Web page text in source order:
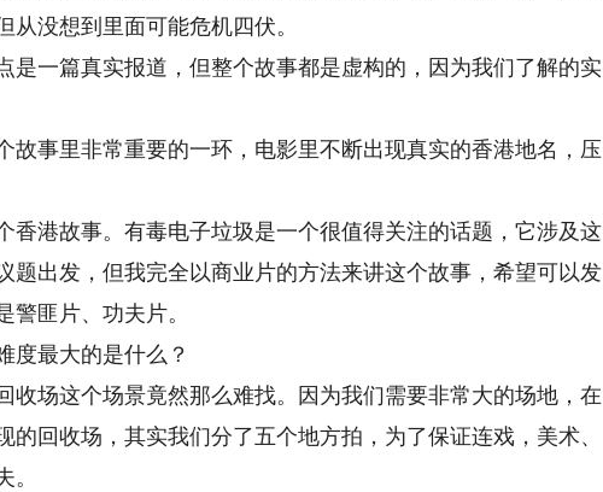
没想到里面可能危机四伏。
一篇真实报道，但整个故事都是虚构的，因为我们了解的实
事里非常重要的一环，电影里不断出现真实的香港地名，压
港故事。有毒电子垃圾是一个很值得关注的话题，它涉及这
题出发，但我完全以商业片的方法来讲这个故事，希望可以发
警匪片、功夫片。
最大的是什么？
场这个场景竟然那么难找。因为我们需要非常大的场地，在
回收场，其实我们分了五个地方拍，为了保证连戏，美术、
。